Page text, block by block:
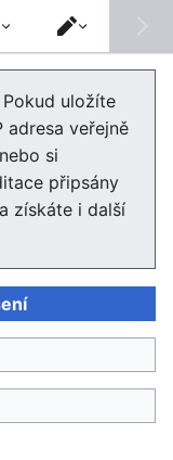
stále vidíte po
stránku .
Přepnout
editor
uložíte
adresa veřejně
nebo si
připsány
získáte i další